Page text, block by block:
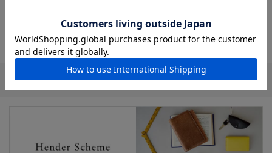
その、Genderの頭文字の"G"を、アルファベット順で一
つ超えた"H"にすることで、ブランドコンセプトである
「ジェンダーを超える」という意味を表現しています。
おすすめの特集